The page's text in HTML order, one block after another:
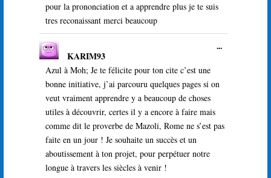
pour la prononciation et a apprendre plus je te suis
tres reconaissant merci beaucoup
KARIM93
Azul à Moh; Je te félicite pour ton cite c’est une
bonne initiative, j’ai parcouru quelques pages si on
veut vraiment apprendre y a beaucoup de choses
utiles à découvrir, certes il y a encore à faire mais
comme dit le proverbe de Mazoli, Rome ne s’est pas
faite en un jour ! Je souhaite un succès et un
aboutissement à ton projet, pour perpétuer notre
longue à travers les siècles à venir !
...Ouvrir/